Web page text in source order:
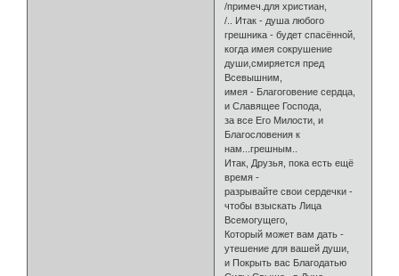
/примеч.для христиан,
/.. Итак - душа любого
грешника - будет спасённой,
когда имея сокрушение
души,смиряется пред
Всевышним,
имея - Благоговение сердца,
и Славящее Господа,
за все Его Милости, и
Благословения к
нам...грешным..
Итак, Друзья, пока есть ещё
время -
разрывайте свои сердечки -
чтобы взыскать Лица
Всемогущего,
Который может вам дать -
утешение для вашей души,
и Покрыть вас Благодатью